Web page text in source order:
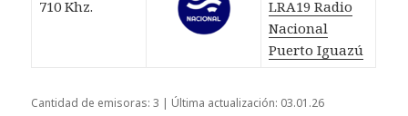
710 Khz.
LRA19 Radio
Nacional
Puerto Iguazú
Cantidad de emisoras: 3 | Última actualización: 03.01.26